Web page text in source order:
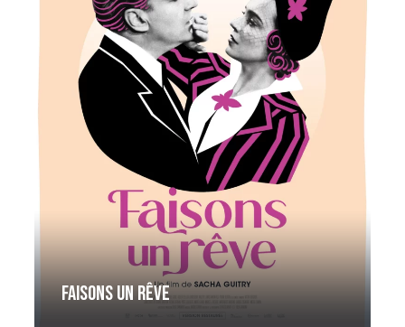
Faisons un rêve